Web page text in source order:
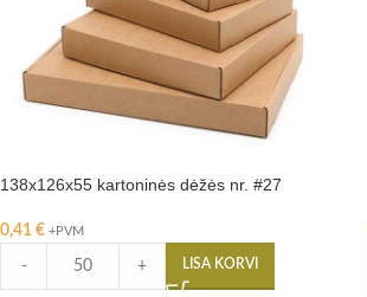
138x126x55 kartoninės dėžės nr. #27
0,41 € +PVM
- + LISA KORVI